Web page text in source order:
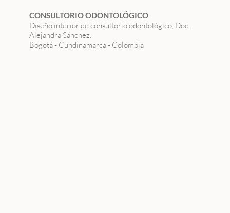
CONSULTORIO ODONTOLÓGICO
Diseño interior de consultorio odontológico, Doc.
Alejandra Sánchez.
Bogotá - Cundinamarca - Colombia